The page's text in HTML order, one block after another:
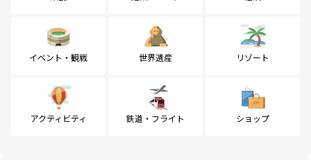
イベント・観戦 世界遺産 リゾート
アクティビティ 鉄道・フライト ショップ